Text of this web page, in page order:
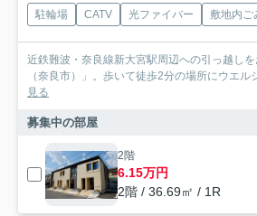
駐輪場 CATV 光ファイバー 敷地内ご
近鉄難波・奈良線新大宮駅周辺への引っ越し
（奈良市）」。歩いて徒歩2分の場所にウエル
見る
募集中の部屋
2階
6.15万円
2階 / 36.69㎡ / 1R